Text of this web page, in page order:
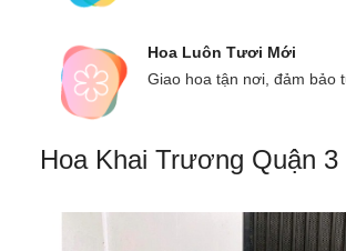
Hoa Luôn Tươi Mới
Giao hoa tận nơi, đảm bảo
Hoa Khai Trương Quận 3